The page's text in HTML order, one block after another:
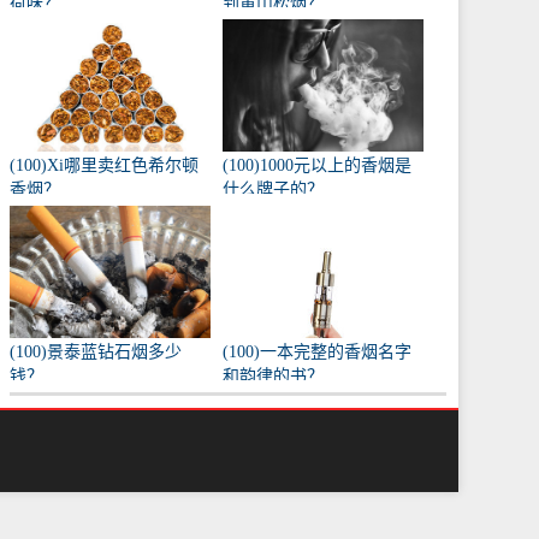
(100)Xi哪里卖红色希尔顿
香烟？
(100)1000元以上的香烟是
什么牌子的？
(100)景泰蓝钻石烟多少
钱？
(100)一本完整的香烟名字
和韵律的书？